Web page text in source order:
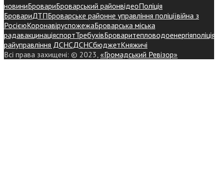
новиниБровариБроварський районвідеоПоліція
БровариДТПБроварське районне управління поліціївійна з
РосієюКоронавіруспожежаБроварська міська
радавакцинаціяспортТребухівБроваритепловодоенергіяполіція
райуправління ДСНСДСНСбюджетКняжичі
Всі права захищені: © 2023, «Громадський Ревізор»